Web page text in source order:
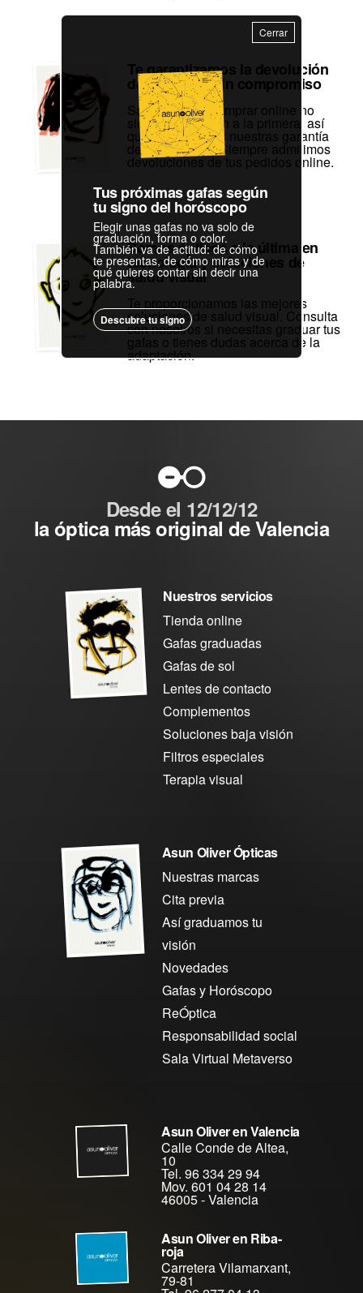
Te garantizamos la devolución
de tu pedido sin compromiso
Sabemos que comprar online no
siempre sale bien a la primera, así
que te ofrecemos nuestras garantía
de satisfacción. Siempre admitimos
devoluciones de tus pedidos online.
Somos ópticos a la última en
tecnología y soluciones de
salud visual
Te proporcionamos las mejores
soluciones de salud visual. Consulta
con nosotros si necesitas graduar tus
gafas o tienes dudas acerca de la
adaptación.
Desde el 12/12/12
la óptica más original de Valencia
Nuestros servicios
Tienda online
Gafas graduadas
Gafas de sol
Lentes de contacto
Complementos
Soluciones baja visión
Filtros especiales
Terapia visual
Asun Oliver Ópticas
Nuestras marcas
Cita previa
Así graduamos tu
visión
Novedades
Gafas y Horóscopo
ReÓptica
Responsabilidad social
Sala Virtual Metaverso
Asun Oliver en Valencia
Calle Conde de Altea,
10
Tel. 96 334 29 94
Mov. 601 04 28 14
46005-Valencia
Asun Oliver en Riba-
roja
Carretera Vilamarxant,
79-81
Cerrar
Tus próximas gafas según
tu signo del horóscopo
Elegir unas gafas no va solo de
graduación, forma o color.
También va de actitud: de cómo
te presentas, de cómo miras y de
qué quieres contar sin decir una
palabra.
Descubre tu signo